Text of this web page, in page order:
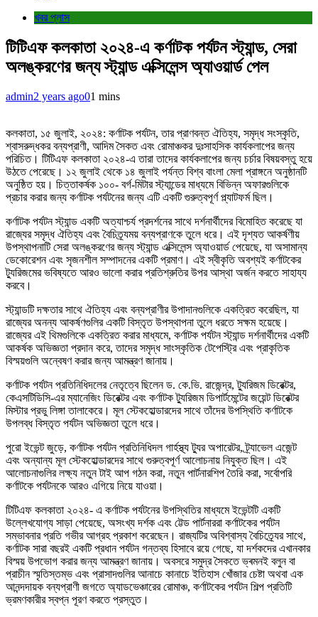
খবর প্লাস
টিটিএফ কলকাতা ২০২৪-এ কর্ণাটক পর্যটন স্ট্যান্ড, সেরা
অলঙ্করণের জন্য স্ট্যান্ড এক্সিলেন্স অ্যাওয়ার্ড পেল
admin2 years ago01 mins
কলকাতা, ১৫ জুলাই, ২০২৪: কর্ণাটক পর্যটন, তার প্রাণবন্ত ঐতিহ্য, সমৃদ্ধ সংস্কৃতি,
শ্বাসরুদ্ধকর বন্যপ্রাণী, আদিম সৈকত এবং রোমাঞ্চকর দুঃসাহসিক কার্যকলাপের জন্য
পরিচিত। টিটিএফ কলকাতা ২০২৪-এ তারা তাদের কার্যকলাপের জন্য চর্চার বিষয়বস্তু হয়ে
উঠতে পেরেছে। ১২ জুলাই থেকে ১৪ জুলাই পর্যন্ত বিশ্ব বাংলা মেলা প্রাঙ্গনে অনুষ্ঠানটি
অনুষ্ঠিত হয়। চিত্তাকর্ষক ১০০- বর্গ-মিটার স্ট্যান্ডের মাধ্যমে বিভিন্ন অফারগুলিকে
প্রচার করার জন্য কর্ণাটক পর্যটনের জন্য এটি একটি গুরুত্বপূর্ণ প্ল্যাটফর্ম ছিল।
কর্ণাটক পর্যটন স্ট্যান্ড একটি অত্যাশ্চর্য প্রদর্শনের সাথে দর্শনার্থীদের বিমোহিত করেছে যা
রাজ্যের সমৃদ্ধ ঐতিহ্য এবং বৈচিত্র্যময় বন্যপ্রাণকে তুলে ধরে। এই দৃশ্যত আকর্ষণীয়
উপস্থাপনাটি সেরা অলঙ্করণের জন্য স্ট্যান্ড এক্সিলেন্স অ্যাওয়ার্ড পেয়েছে, যা অসামান্য
ডেকোরেশন এবং সৃজনশীল সম্পাদনের একটি প্রমাণ। এই স্বীকৃতি অবশ্যই কর্ণাটকের
ট্যুরিজমের ভবিষ্যতে আরও ভালো করার প্রতিশ্রুতির উপর আস্থা অর্জন করতে সাহায্য
করবে।
স্ট্যান্ডটি দক্ষতার সাথে ঐতিহ্য এবং বন্যপ্রাণীর উপাদানগুলিকে একত্রিত করেছিল, যা
রাজ্যের অনন্য আকর্ষণগুলির একটি বিস্তৃত উপস্থাপনা তুলে ধরতে সক্ষম হয়েছে।
রাজ্যের এই থিমগুলিকে একত্রিত করার মাধ্যমে, কর্ণাটক পর্যটন স্ট্যান্ড দর্শনার্থীদের একটি
আকর্ষক অভিজ্ঞতা প্রদান করে, তাদের সমৃদ্ধ সাংস্কৃতিক টেপেস্ট্রি এবং প্রাকৃতিক
বিস্ময়গুলি অন্বেষণ করার জন্য আমন্ত্রণ জানায়।
কর্ণাটক পর্যটন প্রতিনিধিদলের নেতৃত্বে ছিলেন ড. কে.ভি. রাজেন্দ্র, ট্যুরিজম ডিরেক্টর,
কেএসটিডিসি-এর ম্যানেজিং ডিরেক্টর এবং কর্ণাটক ট্যুরিজম ডিপার্টমেন্টের জয়েন্ট ডিরেক্টর
মিস্টার প্রভু লিঙ্গা তালাকেরে। মূল স্টেকহোল্ডারদের সাথে তাঁদের উপস্থিতি কর্ণাটকে
উপলব্ধ বিস্তৃত পর্যটন অভিজ্ঞতা তুলে ধরে।
পুরো ইভেন্ট জুড়ে, কর্ণাটক পর্যটন প্রতিনিধিদল গার্হস্থ্য ট্যুর অপারেটর, ট্র্যাভেল এজেন্ট
এবং অন্যান্য মূল স্টেকহোল্ডারদের সাথে গুরুত্বপূর্ণ আলোচনায় নিযুক্ত ছিল। এই
আলোচনাগুলির লক্ষ্য নতুন টাই আপ গঠন করা, নতুন পার্টনারশিপ তৈরি করা, সর্বোপরি
কর্ণাটকে পর্যটনকে আরও এগিয়ে নিয়ে যাওয়া।
টিটিএফ কলকাতা ২০২৪- এ কর্ণাটক পর্যটনের উপস্থিতির মাধ্যমে ইভেন্টটি একটি
উল্লেখযোগ্য সাড়া পেয়েছে, অসংখ্য দর্শক এবং ট্টেড পার্টনাররা কর্ণাটকের পর্যটন
সম্ভাবনার প্রতি গভীর আগ্রহ প্রকাশ করেছেন। রাজ্যটির অবিশ্বাস্য বৈচিত্র্যের সাথে,
কর্ণাটক সারা বছরই একটি প্রধান পর্যটন গন্তব্য হিসাবে রয়ে গেছে, যা দর্শকদের এখানকার
বিস্ময় উপভোগ করার জন্য আমন্ত্রণ জানায়। অবসরে সমুদ্র সৈকতে ভ্ৰমনই বলুন বা
প্রাচীন স্মৃতিস্তম্ভ এবং প্রাসাদগুলির আনাচে কানাচে ইতিহাস খোঁজার চেষ্টা অথবা এক
আনন্দদায়ক বন্যপ্রাণী জগতে অ্যাডভেঞ্চারের রোমাঞ্চ, কর্ণাটকের পর্যটন শিল্প প্রতিটি
ভ্রমণকারীর স্বপ্ন পূরণ করতে প্রস্তুত।